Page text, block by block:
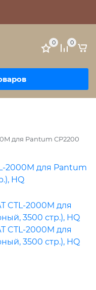
0 0
для Pantum CP2200